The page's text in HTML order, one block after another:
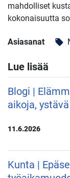
mahdolliset
kokonaisuutta
Asiasanat local_offer
Lue lisää
Blogi |
aikoja,
11.6.2026
Kunta |